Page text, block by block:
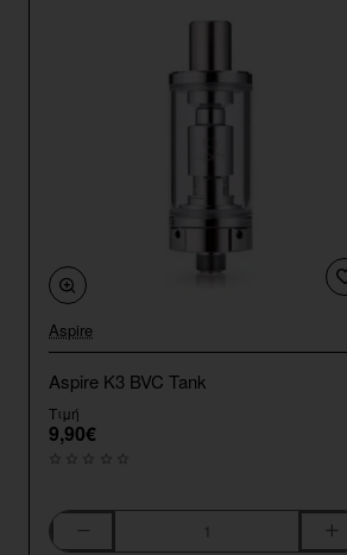
Aspire
Aspire K3 BVC Tank
Τιμή
9,90€
Aspire